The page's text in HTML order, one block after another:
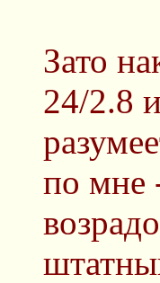
Зато
24/2.8
по мне